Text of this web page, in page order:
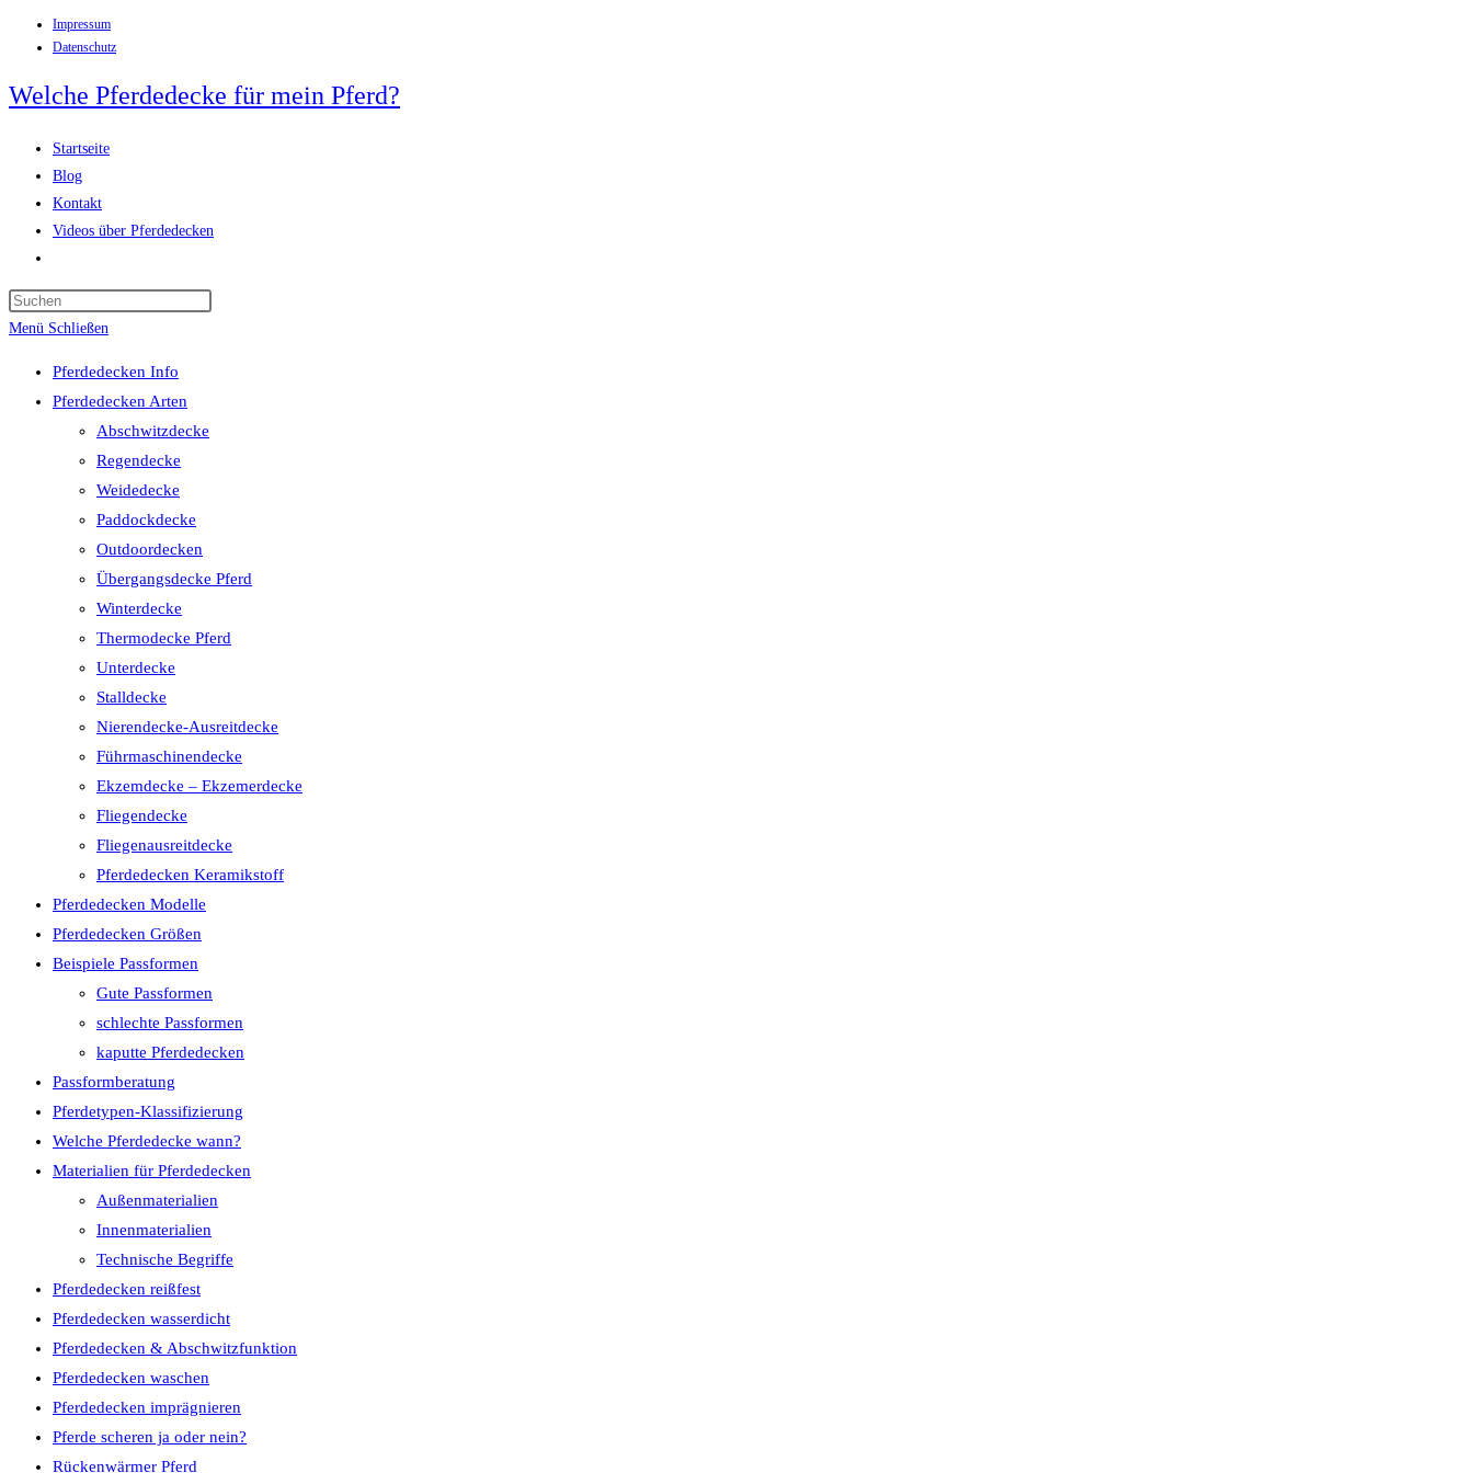
Inhalt
Impressum
Datenschutz
Welche Pferdedecke für mein Pferd?
Startseite
Blog
Kontakt
Videos über Pferdedecken
umschalten
Menü Schließen
Pferdedecken Info
Pferdedecken Arten
Abschwitzdecke
Regendecke
Weidedecke
Paddockdecke
Outdoordecken
Übergangsdecke Pferd
Winterdecke
Thermodecke Pferd
Unterdecke
Stalldecke
Nierendecke-Ausreitdecke
Führmaschinendecke
Ekzemdecke – Ekzemerdecke
Fliegendecke
Fliegenausreitdecke
Pferdedecken Keramikstoff
Pferdedecken Modelle
Pferdedecken Größen
Beispiele Passformen
Gute Passformen
schlechte Passformen
kaputte Pferdedecken
Passformberatung
Pferdetypen-Klassifizierung
Welche Pferdedecke wann?
Materialien für Pferdedecken
Außenmaterialien
Innenmaterialien
Technische Begriffe
Pferdedecken reißfest
Pferdedecken wasserdicht
Pferdedecken & Abschwitzfunktion
Pferdedecken waschen
Pferdedecken imprägnieren
Pferde scheren ja oder nein?
Rückenwärmer Pferd